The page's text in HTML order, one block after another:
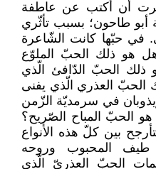
أن أكتب عن عاطفة
أبو طاحون؛ بسبب تأثّري
في حبّها كانت الشّاعرة
هو ذلك الحبّ الملوّع
ذلك الحبّ الدّافئ الّذي
الحبّ العذري الّذي يفنى
في سرمديّة الزّمن
الحبّ المباح الصّريح؟
بين كلّ هذه الأنواع
طيف المحبوب وروحه
الحبّ العذريّ الّذي